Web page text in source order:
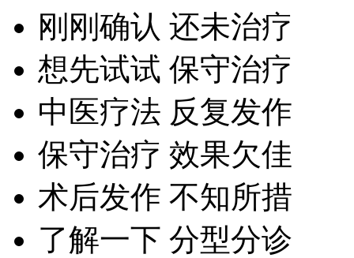
刚刚确认 还未治疗
想先试试 保守治疗
中医疗法 反复发作
保守治疗 效果欠佳
术后发作 不知所措
了解一下 分型分诊